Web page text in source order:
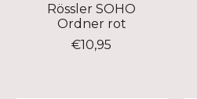
Rössler SOHO
Ordner rot
€10,95